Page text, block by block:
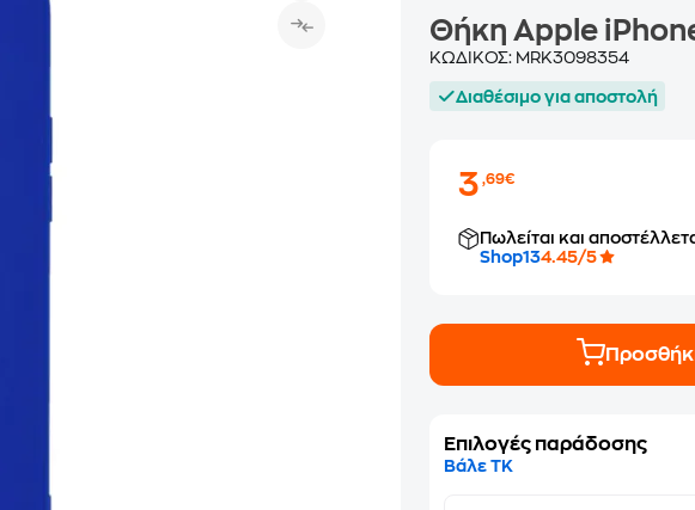
Θήκη Apple
ΚΩΔΙΚΟΣ: MRK3098354
Διαθέσιμο για αποστολή
3,69€
Πωλείται και
Shop134.45/5
Επιλογές παράδοσης
Βάλε ΤΚ